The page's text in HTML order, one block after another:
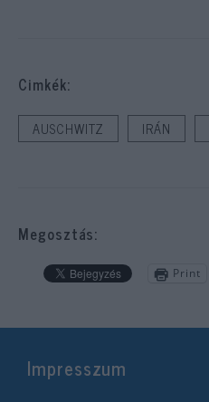
Cimkék:
AUSCHWITZ IRÁN
Megosztás:
Print
Impresszum